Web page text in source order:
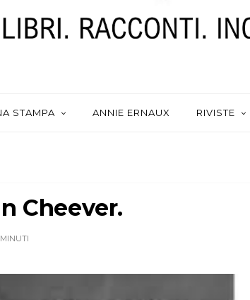
STAMPA ANNIE ERNAUX RIVISTE
Cheever.